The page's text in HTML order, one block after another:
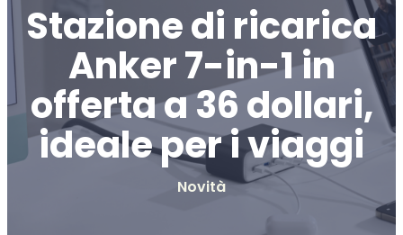
Stazione di ricarica
Anker 7-in-1 in
offerta a 36 dollari,
ideale per i viaggi
Novità